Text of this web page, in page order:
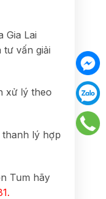
Gia Lai
vấn giải
xử lý theo
thanh lý hợp
Tum hãy